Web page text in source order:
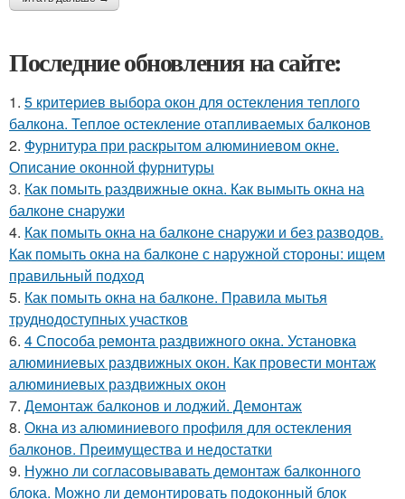
Последние обновления на сайте:
1. 5 критериев выбора окон для остекления теплого
балкона. Теплое остекление отапливаемых балконов
2. Фурнитура при раскрытом алюминиевом окне.
Описание оконной фурнитуры
3. Как помыть раздвижные окна. Как вымыть окна на
балконе снаружи
4. Как помыть окна на балконе снаружи и без разводов.
Как помыть окна на балконе с наружной стороны: ищем
правильный подход
5. Как помыть окна на балконе. Правила мытья
труднодоступных участков
6. 4 Способа ремонта раздвижного окна. Установка
алюминиевых раздвижных окон. Как провести монтаж
алюминиевых раздвижных окон
7. Демонтаж балконов и лоджий. Демонтаж
8. Окна из алюминиевого профиля для остекления
балконов. Преимущества и недостатки
9. Нужно ли согласовывавать демонтаж балконного
блока. Можно ли демонтировать подоконный блок